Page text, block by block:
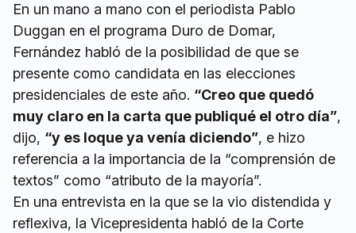
En un mano a mano con el periodista Pablo
Duggan en el programa Duro de Domar,
Fernández habló de la posibilidad de que se
presente como candidata en las elecciones
presidenciales de este año. “Creo que quedó
muy claro en la carta que publiqué el otro día”,
dijo, “y es loque ya venía diciendo”, e hizo
referencia a la importancia de la “comprensión de
textos” como “atributo de la mayoría”.
En una entrevista en la que se la vio distendida y
reflexiva, la Vicepresidenta habló de la Corte